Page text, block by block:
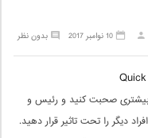
بدون نظر 10 نوامبر 2017
بیشتری صحبت کنید و رئیس و
دیگر را تحت تاثیر قرار دهید.